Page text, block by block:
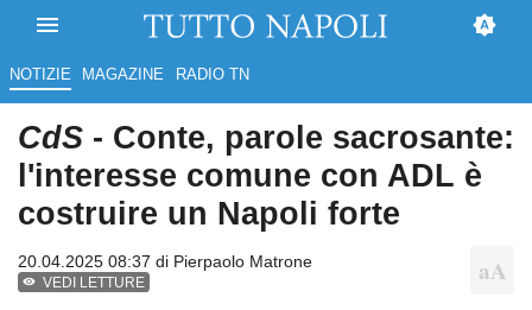
NOTIZIE MAGAZINE RADIO TN
CdS - Conte, parole sacrosante:
l'interesse comune con ADL è
costruire un Napoli forte
20.04.2025 08:37 di Pierpaolo Matrone
VEDI LETTURE